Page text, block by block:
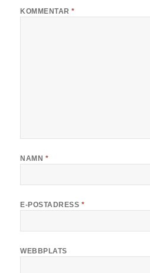
KOMMENTAR*
NAMN *
E-POSTADRESS *
WEBBPLATS